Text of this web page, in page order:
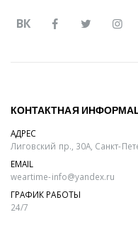
ВК
КОНТАКТНАЯ
АДРЕС
Лиговский пр., 30А, Санкт-
EMAIL
weartime-info@yandex.ru
ГРАФИК РАБОТЫ
24/7